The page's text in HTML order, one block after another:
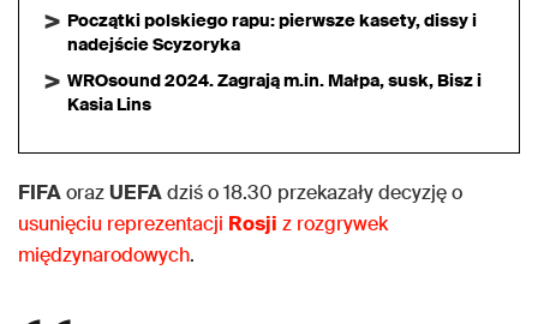
Początki polskiego rapu: pierwsze kasety, dissy i
nadejście Scyzoryka
WROsound 2024. Zagrają m.in. Małpa, susk, Bisz i
Kasia Lins
FIFAorazUEFAdziś o 18.30 przekazały decyzję o
usunięciu reprezentacji Rosji z rozgrywek
międzynarodowych.